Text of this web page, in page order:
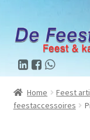
Home Feest
feestaccessoires